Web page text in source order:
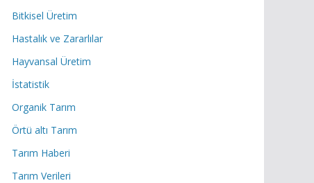
Bitkisel Üretim
Hastalık ve Zararlılar
Hayvansal Üretim
İstatistik
Organik Tarım
Örtü altı Tarım
Tarım Haberi
Tarım Verileri